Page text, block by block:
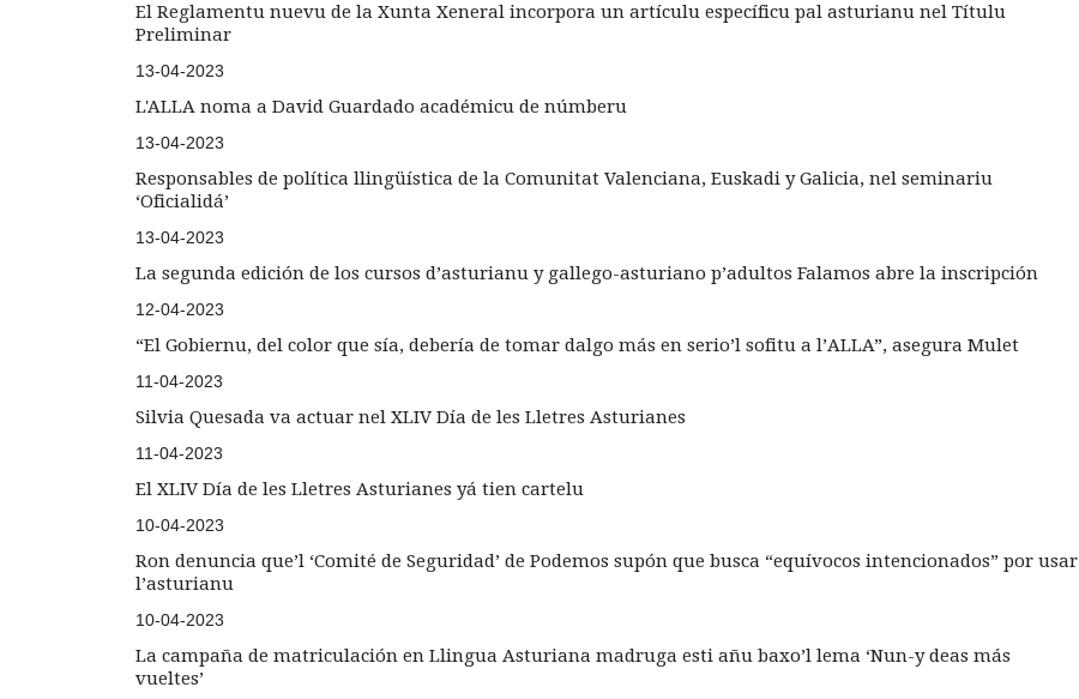
El Reglamentu nuevu de la Xunta Xeneral incorpora un artículu específicu pal asturianu nel Títulu
Preliminar
13-04-2023
L'ALLA noma a David Guardado académicu de númberu
13-04-2023
Responsables de política llingüística de la Comunitat Valenciana, Euskadi y Galicia, nel seminariu
‘Oficialidá’
13-04-2023
La segunda edición de los cursos d’asturianu y gallego-asturiano p’adultos Falamos abre la inscripción
12-04-2023
“El Gobiernu, del color que sía, debería de tomar dalgo más en serio’l sofitu a l’ALLA”, asegura Mulet
11-04-2023
Silvia Quesada va actuar nel XLIV Día de les Lletres Asturianes
11-04-2023
El XLIV Día de les Lletres Asturianes yá tien cartelu
10-04-2023
Ron denuncia que’l ‘Comité de Seguridad’ de Podemos supón que busca “equívocos intencionados” por usar
l’asturianu
10-04-2023
La campaña de matriculación en Llingua Asturiana madruga esti añu baxo’l lema ‘Nun-y deas más
vueltes’